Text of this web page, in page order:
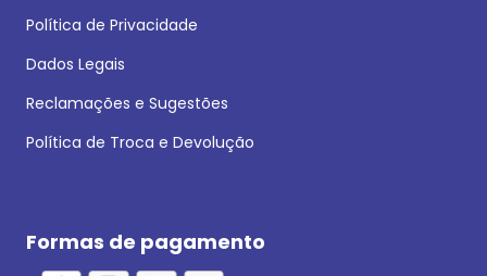
Política de Privacidade
Dados Legais
Reclamações e Sugestões
Política de Troca e Devolução
Formas de pagamento